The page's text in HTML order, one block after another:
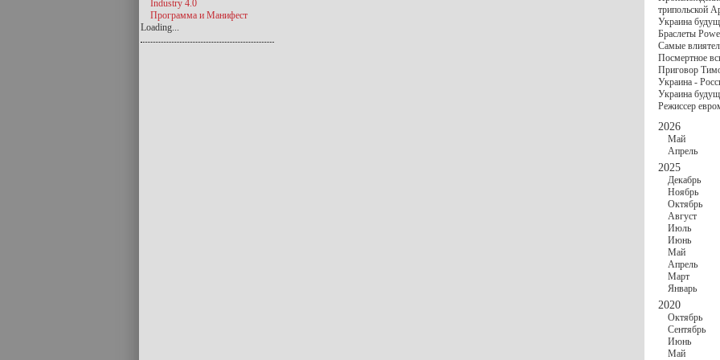
Industry 4.0
Программа и Манифест
Loading...
27 Ноября
Турции
17 Ноября
шестилетнего
16 Ноября
13 Ноября
10 Ноября
10 Ноября
особом статусе
03 Ноября
трипольской
Украина
Браслеты
Самые
Посмертное
Приговор
Украина -
Украина
Режиссер
2026
Май
Апрель
2025
Декабрь
Ноябрь
Октябрь
Август
Июль
Июнь
Май
Апрель
Март
Январь
2020
Октябрь
Сентябрь
Июнь
Май